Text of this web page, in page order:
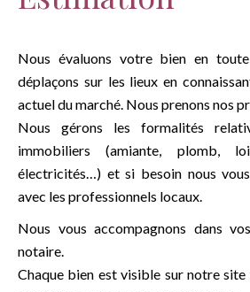
Nous évaluons votre bien en
déplaçons sur les lieux en
actuel du marché. Nous prenons nos
Nous gérons les formalités
immobiliers (amiante, plomb,
électricités…) et si besoin nous
avec les professionnels locaux.
Nous vous accompagnons dans
notaire.
Chaque bien est visible sur notre